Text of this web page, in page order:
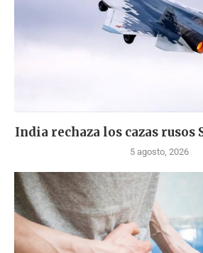
India rechaza los cazas rusos
5 agosto, 2026